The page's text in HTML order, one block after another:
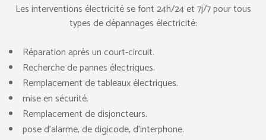
Les interventions électricité se font 24h/24 et 7j/7 pour tous
types de dépannages électricité:
Réparation après un court-circuit.
Recherche de pannes électriques.
Remplacement de tableaux électriques.
mise en sécurité.
Remplacement de disjoncteurs.
pose d’alarme, de digicode, d’interphone.